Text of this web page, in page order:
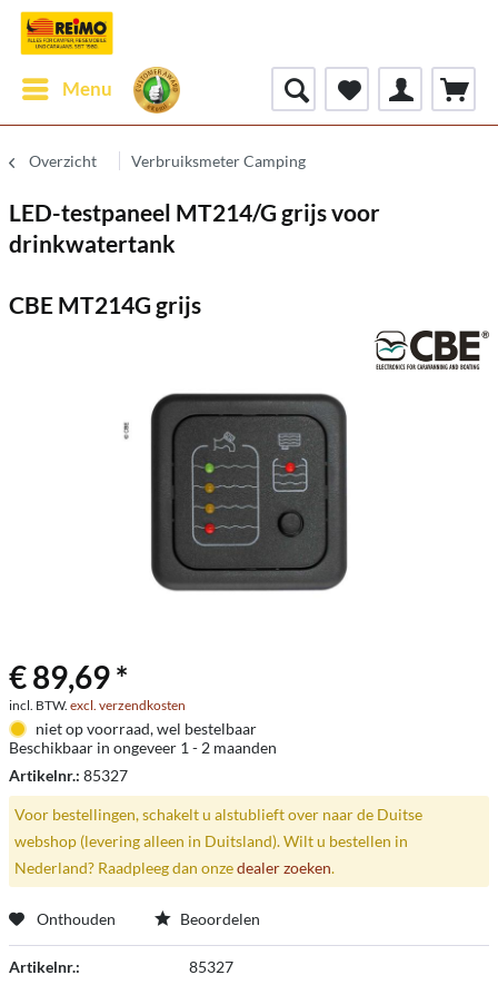
Menu
Overzicht Verbruiksmeter Camping
LED-testpaneel MT214/G grijs voor
drinkwatertank
CBE MT214G grijs
€ 89,69 *
incl. BTW. excl. verzendkosten
niet op voorraad, wel bestelbaar
Beschikbaar in ongeveer 1 - 2 maanden
Artikelnr.: 85327
Voor bestellingen, schakelt u alstublieft over naar de Duitse
webshop (levering alleen in Duitsland). Wilt u bestellen in
Nederland? Raadpleeg dan onzedealer zoeken.
Onthouden Beoordelen
Artikelnr.: 85327